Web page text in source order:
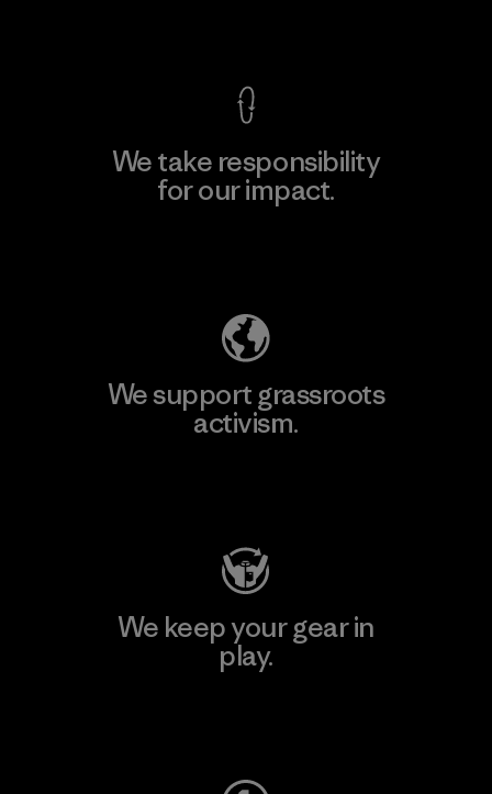
We take responsibility
for our impact.
We support grassroots
activism.
We keep your gear in
play.